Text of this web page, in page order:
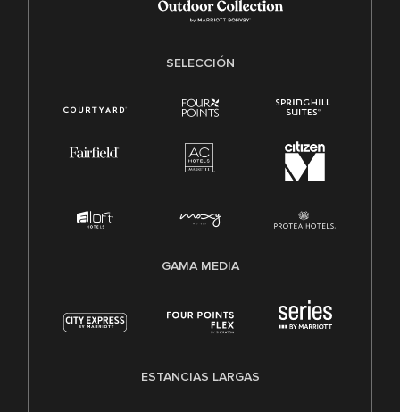
SELECCIÓN
GAMA MEDIA
ESTANCIAS LARGAS